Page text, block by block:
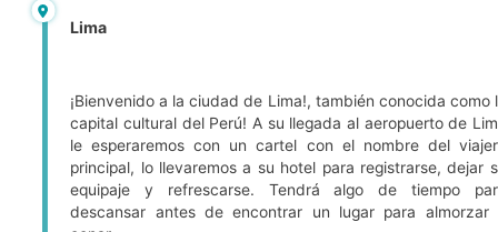
Lima
¡Bienvenido a la ciudad de Lima!, también conocida como
capital cultural del Perú! A su llegada al aeropuerto de
le esperaremos con un cartel con el nombre del
principal, lo llevaremos a su hotel para registrarse, dejar
equipaje y refrescarse. Tendrá algo de tiempo
descansar antes de encontrar un lugar para almorzar